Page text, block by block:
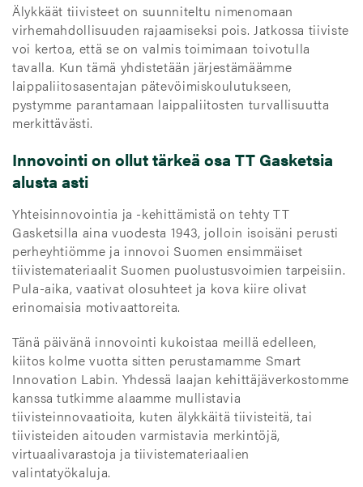
Älykkäät tiivisteet on suunniteltu nimenomaan
virhemahdollisuuden rajaamiseksi pois. Jatkossa tiiviste
voi kertoa, että se on valmis toimimaan toivotulla
tavalla. Kun tämä yhdistetään järjestämäämme
laippaliitosasentajan pätevöimiskoulutukseen,
pystymme parantamaan laippaliitosten turvallisuutta
merkittävästi.
Innovointi on ollut tärkeä osa TT Gasketsia
alusta asti
Yhteisinnovointia ja -kehittämistä on tehty TT
Gasketsilla aina vuodesta 1943, jolloin isoisäni perusti
perheyhtiömme ja innovoi Suomen ensimmäiset
tiivistemateriaalit Suomen puolustusvoimien tarpeisiin.
Pula-aika, vaativat olosuhteet ja kova kiire olivat
erinomaisia motivaattoreita.
Tänä päivänä innovointi kukoistaa meillä edelleen,
kiitos kolme vuotta sitten perustamamme Smart
Innovation Labin. Yhdessä laajan kehittäjäverkostomme
kanssa tutkimme alaamme mullistavia
tiivisteinnovaatioita, kuten älykkäitä tiivisteitä, tai
tiivisteiden aitouden varmistavia merkintöjä,
virtuaalivarastoja ja tiivistemateriaalien
valintatyökaluja.